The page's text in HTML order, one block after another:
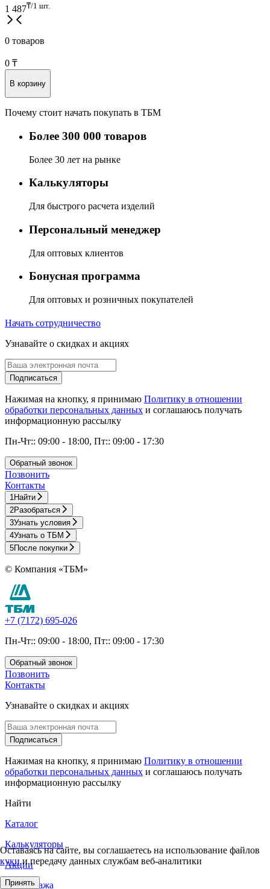
1 487₸/1 шт.
0 товаров
0 ₸
В корзину
Почему стоит начать покупать в ТБМ
Более 300 000 товаров
Более 30 лет на рынке
Калькуляторы
Для быстрого расчета изделий
Персональный менеджер
Для оптовых клиентов
Бонусная программа
Для оптовых и розничных покупателей
Начать сотрудничество
Узнавайте о скидках и акциях
Подписаться
Нажимая на кнопку, я принимаю Политику в отношении
обработки персональных данных и соглашаюсь получать
информационную рассылку
Пн-Чт:: 09:00 - 18:00, Пт:: 09:00 - 17:30
Обратный звонок
Позвонить
Контакты
1 Найти
2Разобраться
3Узнать условия
4Узнать о ТБМ
5После покупки
© Компания «ТБМ»
+7 (7172) 695-026
Пн-Чт:: 09:00 - 18:00, Пт:: 09:00 - 17:30
Обратный звонок
Позвонить
Контакты
Узнавайте о скидках и акциях
Подписаться
Нажимая на кнопку, я принимаю Политику в отношении
обработки персональных данных и соглашаюсь получать
информационную рассылку
Найти
Каталог
Калькуляторы
Акции
Распродажа
Оставаясь на сайте, вы соглашаетесь на использование файлов
кукии передачу данных службам веб-аналитики
Принять